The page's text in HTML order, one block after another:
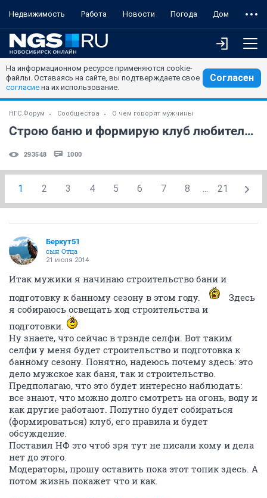
Недвижимость Работа Новости Погода Дом
На информационном ресурсе применяются cookie-
файлы. Оставаясь на сайте, вы подтверждаете свое
согласие на их использование.
Согласен
НГС.Форум Сообщества О чем говорят мужчины
Строю баню и формирую клуб любителей бани.NF!
293548 1000
1 2 3 4 5 6 7 8 ... 21
Беркут51
сын Отца
21 июля 2014
Итак мужики я начинаю строительство бани и
подготовку к банному сезону в этом году.
Здесь
я собираюсь освещать ход строительства и
подготовки.
Ну знаете, что сейчас в трэнде селфи. Вот таким
селфи у меня будет строительство и подготовка к
банному сезону. Понятно, надеюсь почему здесь: это
дело мужское как баня, так и строительство.
Предполагаю, что это будет интересно наблюдать:
все знают, что можно долго смотреть на огонь, воду и
как другие работают. Попутно будет собираться
(формироваться) клуб, его правила и будет
обсуждение.
Поставил НФ это чтоб зря тут не писали кому и дела
нет до этого.
Модераторы, прошу оставить пока этот топик здесь. А
потом жизнь покажет что и как.